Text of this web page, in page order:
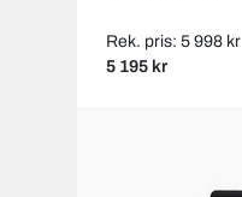
Rek. pris: 5 998 kr
5 195 kr